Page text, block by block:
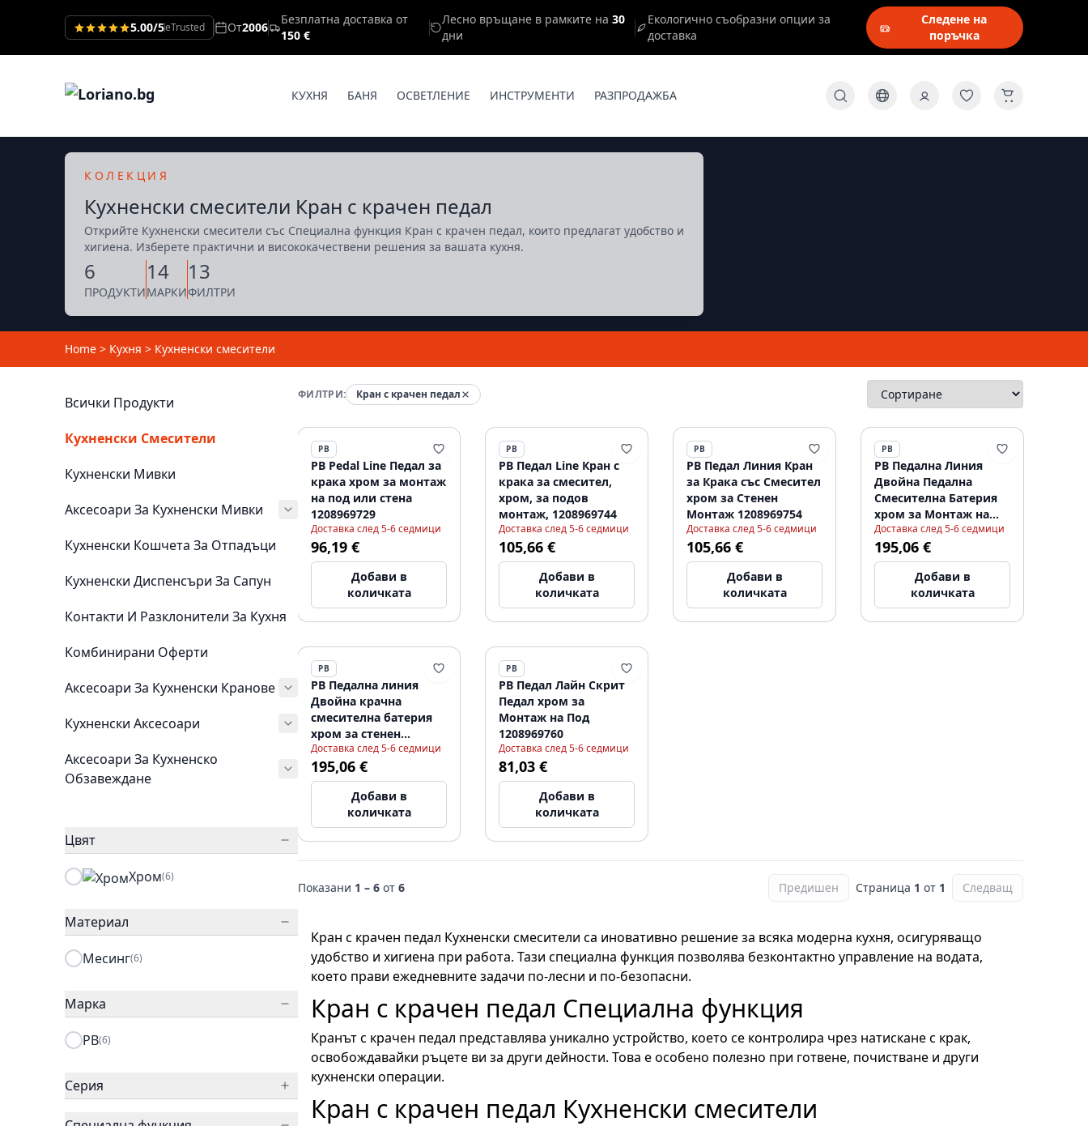
5.00/5eTrusted От2006
Безплатна доставка от
150 €
Лесно връщане в рамките на 30
дни
Екологично съобразни опции за
доставка
Следене на
поръчка
КУХНЯ БАНЯ ОСВЕТЛЕНИЕ ИНСТРУМЕНТИ РАЗПРОДАЖБА
КОЛЕКЦИЯ
Кухненски смесители Кран с крачен педал
Открийте Кухненски смесители със Специална функция Кран с крачен педал, които предлагат удобство и
хигиена. Изберете практични и висококачествени решения за вашата кухня.
6
ПРОДУКТИ
14
МАРКИ
13
ФИЛТРИ
Home > Кухня > Кухненски смесители
Всички Продукти
Кухненски Смесители
Кухненски Мивки
Аксесоари За Кухненски Мивки
Кухненски Кошчета За Отпадъци
Кухненски Диспенсъри За Сапун
Контакти И Разклонители За Кухня
Комбинирани Оферти
Aксесоари За Кухненски Кранове
Кухненски Аксесоари
Аксесоари За Кухненско
Обзавеждане
Цвят
Хром(6)
Материал
Месинг(6)
Марка
PB(6)
Серия
ФИЛТРИ: Кран с крачен педал
PB
PB Pedal Line Педал за
крака хром за монтаж
на под или стена
1208969729
Доставка след 5-6 седмици
96,19 €
Добави в
количката
PB
PB Педал Line Кран с
крака за смесител,
хром, за подов
монтаж, 1208969744
Доставка след 5-6 седмици
105,66 €
Добави в
количката
PB
PB Педал Линия Кран
за Крака със Смесител
хром за Стенен
Монтаж 1208969754
Доставка след 5-6 седмици
105,66 €
Добави в
количката
PB
PB Педална Линия
Двойна Педална
Смесителна Батерия
хром за Монтаж на
Под 1208969756
Доставка след 5-6 седмици
195,06 €
Добави в
количката
PB
PB Педална линия
Двойна крачна
смесителна батерия
хром за стенен
монтаж 1208969759
Доставка след 5-6 седмици
195,06 €
Добави в
количката
PB
PB Педал Лайн Скрит
Педал хром за
Монтаж на Под
1208969760
Доставка след 5-6 седмици
81,03 €
Добави в
количката
Показани 1 – 6 от 6 Предишен Страница 1 от 1 Следващ
Кран с крачен педал Кухненски смесители са иновативно решение за всяка модерна кухня, осигуряващо
удобство и хигиена при работа. Тази специална функция позволява безконтактно управление на водата,
което прави ежедневните задачи по-лесни и по-безопасни.
Кран с крачен педал Специална функция
Кранът с крачен педал представлява уникално устройство, което се контролира чрез натискане с крак,
освобождавайки ръцете ви за други дейности. Това е особено полезно при готвене, почистване и други
кухненски операции.
Кран с крачен педал Кухненски смесители